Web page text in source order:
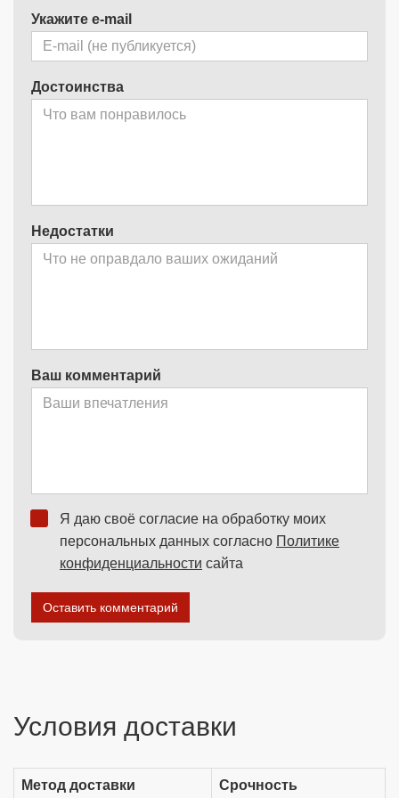
Укажите e-mail
Достоинства
Недостатки
Ваш комментарий
Я даю своё согласие на обработку моих
персональных данных согласно Политике
конфиденциальности сайта
Оставить комментарий
Условия доставки
Метод доставки Срочность